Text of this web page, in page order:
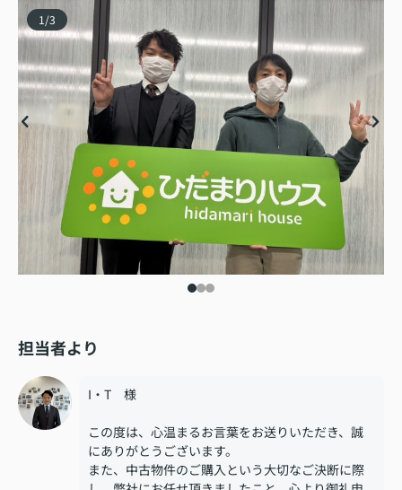
1/3
担当者より
I・T 様
この度は、心温まるお言葉をお送りいただき、誠
にありがとうございます。
また、中古物件のご購入という大切なご決断に際